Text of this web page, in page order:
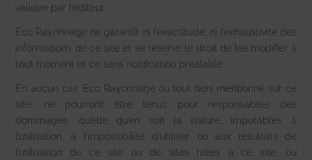
validée par l’éditeur.
Eco Rayonnage ne garantit ni l’exactitude, ni l’exhaustivité des
informations de ce site et se réserve le droit de les modifier à
tout moment et ce sans notification préalable.
En aucun cas, Eco Rayonnage ou tout tiers mentionné sur ce
site, ne pourront être tenus pour responsables des
dommages, qu’elle qu’en soit la nature, imputables à
l’utilisation, à l’impossibilité d’utiliser ou aux résultats de
l’utilisation de ce site ou de sites reliés à ce site, ou